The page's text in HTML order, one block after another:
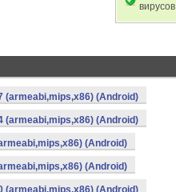
вирусов
(armeabi,mips,x86) (Android)
(armeabi,mips,x86) (Android)
(Android)
(Android)
(armeabi,mips,x86) (Android)